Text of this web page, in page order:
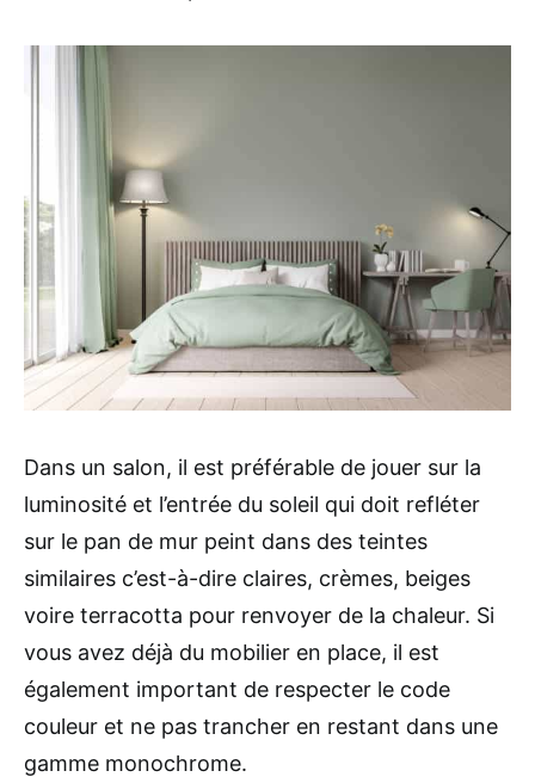
Dans un salon, il est préférable de jouer sur la
luminosité et l’entrée du soleil qui doit refléter
sur le pan de mur peint dans des teintes
similaires c’est-à-dire claires, crèmes, beiges
voire terracotta pour renvoyer de la chaleur. Si
vous avez déjà du mobilier en place, il est
également important de respecter le code
couleur et ne pas trancher en restant dans une
gamme monochrome.